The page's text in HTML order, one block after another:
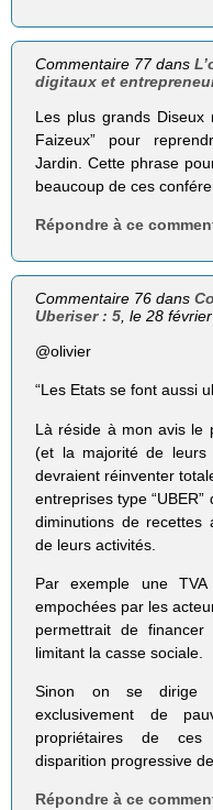
Commentaire 77 dans
digitaux et
Les plus grands
Faizeux” pour
Jardin. Cette phrase
beaucoup de ces
Répondre à ce
Commentaire 76 dans
Uberiser : 5, le 28
@olivier
“Les Etats se font aussi
Là réside à mon avis le
(et la majorité de leurs
devraient réinventer
entreprises type
diminutions de recettes
de leurs activités.
Par exemple une
empochées par les
permettrait de financer
limitant la casse sociale.
Sinon on se dirige
exclusivement de
propriétaires de ces
disparition progressive
Répondre à ce